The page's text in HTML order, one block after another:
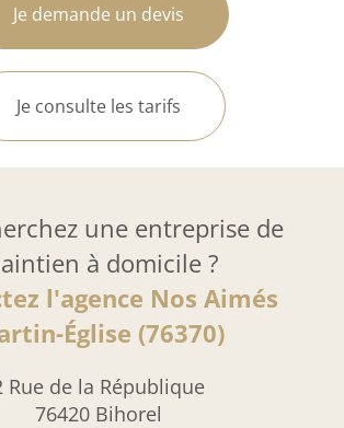
Je demande un devis
Je consulte les tarifs
une entreprise de
à domicile ?
l'agence Nos Aimés
Église (76370)
Rue de la République
76420 Bihorel